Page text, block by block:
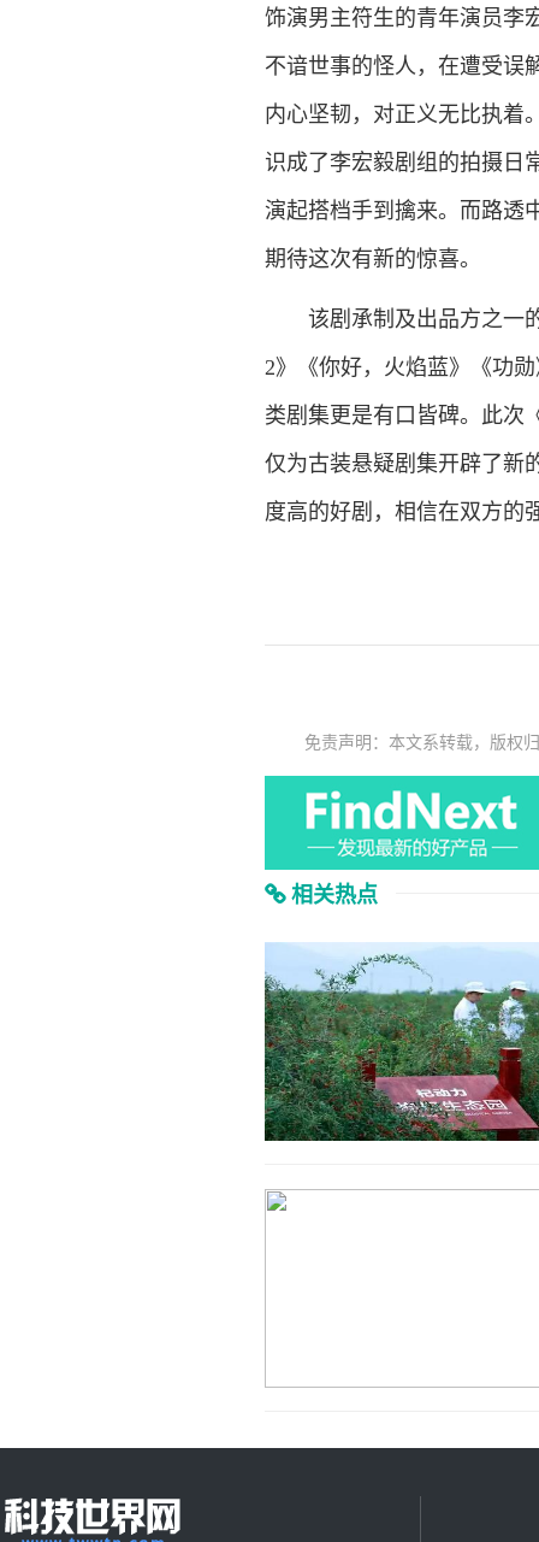
饰演男主符生的青年演员李
不谙世事的怪人，在遭受误
内心坚韧，对正义无比执着
识成了李宏毅剧组的拍摄日
演起搭档手到擒来。而路透
期待这次有新的惊喜。
该剧承制及出品方之一的
2》《你好，火焰蓝》《功
类剧集更是有口皆碑。此次
仅为古装悬疑剧集开辟了新
度高的好剧，相信在双方的
免责声明：本文系转载，版权
相关热点